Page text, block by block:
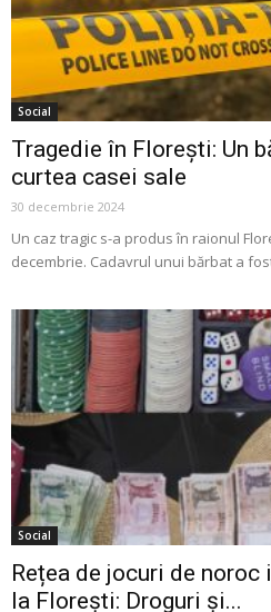
Social
Tragedie în Florești: Un
curtea casei sale
30 decembrie 2024
Un caz tragic s-a produs în raionul
decembrie. Cadavrul unui bărbat a
Social
Rețea de jocuri de
la Florești: Droguri și...